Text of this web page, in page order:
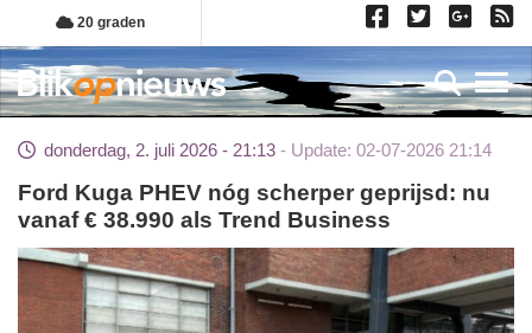
Overslaan
en
naar
de
gaan
20 graden
donderdag, 2. juli 2026 - 21:13 Update: 02-07-2026 21:14
Ford Kuga PHEV nóg scherper geprijsd: nu
vanaf € 38.990 als Trend Business